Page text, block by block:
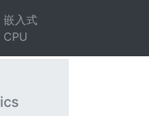
嵌入式
CPU